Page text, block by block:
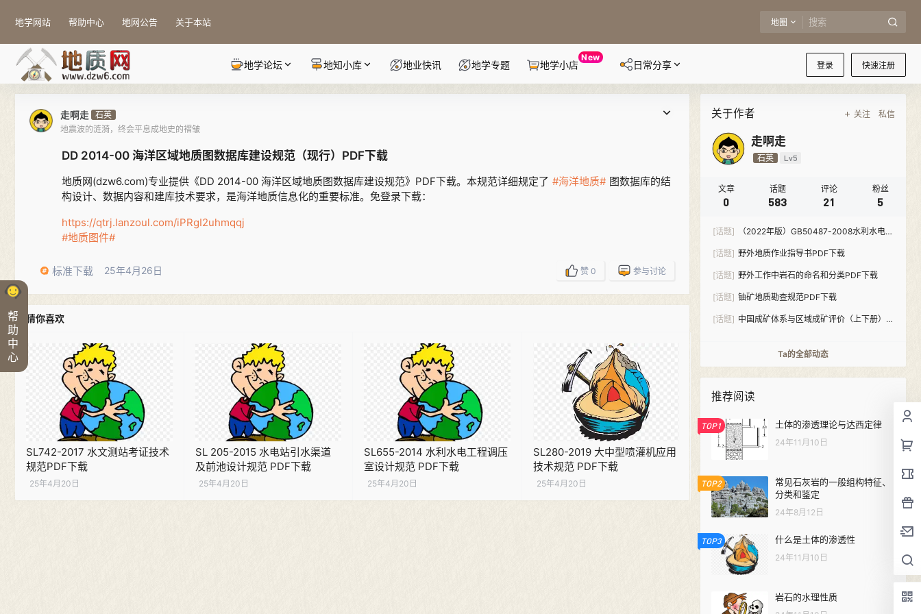
帮
助
中
心
地学网站 帮助中心 地网公告 关于本站 地圈
登录 快速注册
地学论坛 地知小库 地业快讯 地学专题 地学小店
New
日常分享
走啊走 石英
地震波的涟漪，终会平息成地史的褶皱
DD 2014-00 海洋区域地质图数据库建设规范（现行）PDF下载
地质网(dzw6.com)专业提供《DD 2014-00 海洋区域地质图数据库建设规范》PDF下载。本规范详细规定了 #海洋地质# 图数据库的结
构设计、数据内容和建库技术要求，是海洋地质信息化的重要标准。免登录下载：
https://qtrj.lanzoul.com/iPRgI2uhmqqj
#地质图件#
标准下载 25年4月26日 赞 0 参与讨论
猜你喜欢
SL742-2017 水文测站考证技术
规范PDF下载
25年4月20日
SL 205-2015 水电站引水渠道
及前池设计规范 PDF下载
25年4月20日
SL655-2014 水利水电工程调压
室设计规范 PDF下载
25年4月20日
SL280-2019 大中型喷灌机应用
技术规范 PDF下载
25年4月20日
关于作者 关注 私信
走啊走
石英 Lv5
文章
0
话题
583
评论
21
粉丝
5
[话题]
（2022年版）GB50487-2008水利水电工
[话题] 野外地质作业指导书PDF下载
[话题] 野外工作中岩石的命名和分类PDF下载
[话题] 铀矿地质勘查规范PDF下载
[话题] 中国成矿体系与区域成矿评价（上下册）
Ta的全部动态
推荐阅读
TOP1 土体的渗透理论与达西定律
24年11月10日
TOP2
常见石灰岩的一般组构特征、
分类和鉴定
24年8月12日
TOP3 什么是土体的渗透性
24年11月10日
岩石的水理性质